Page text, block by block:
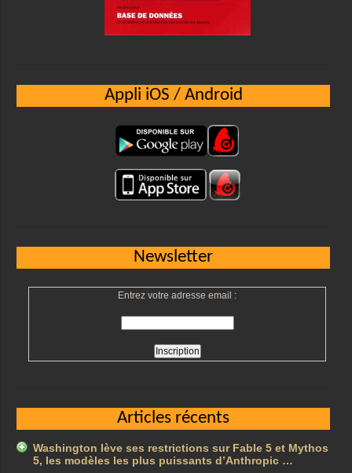
Appli iOS / Android
Newsletter
Entrez votre adresse email :
Articles récents
Washington lève ses restrictions sur Fable 5 et Mythos
5, les modèles les plus puissants d’Anthropic …